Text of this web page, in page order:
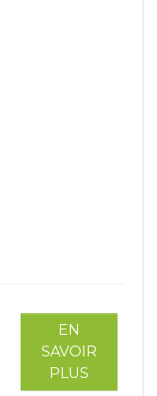
EN
SAVOIR
PLUS